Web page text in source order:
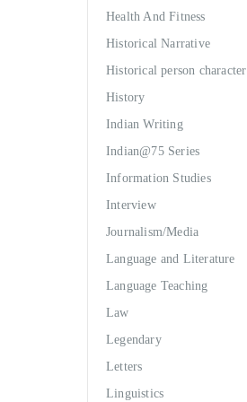
Health And Fitness
Historical Narrative
Historical person character
History
Indian Writing
Indian@75 Series
Information Studies
Interview
Journalism/Media
Language and Literature
Language Teaching
Law
Legendary
Letters
Linguistics